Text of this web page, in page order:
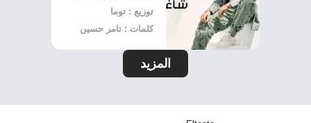
توزيع : توما
كلمات : تامر حسين
المزيد